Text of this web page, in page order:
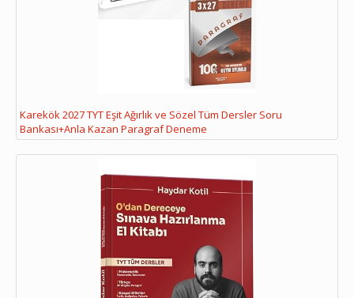
Karekök 2027 TYT Eşit Ağırlık ve Sözel Tüm Dersler Soru
Bankası+Anla Kazan Paragraf Deneme